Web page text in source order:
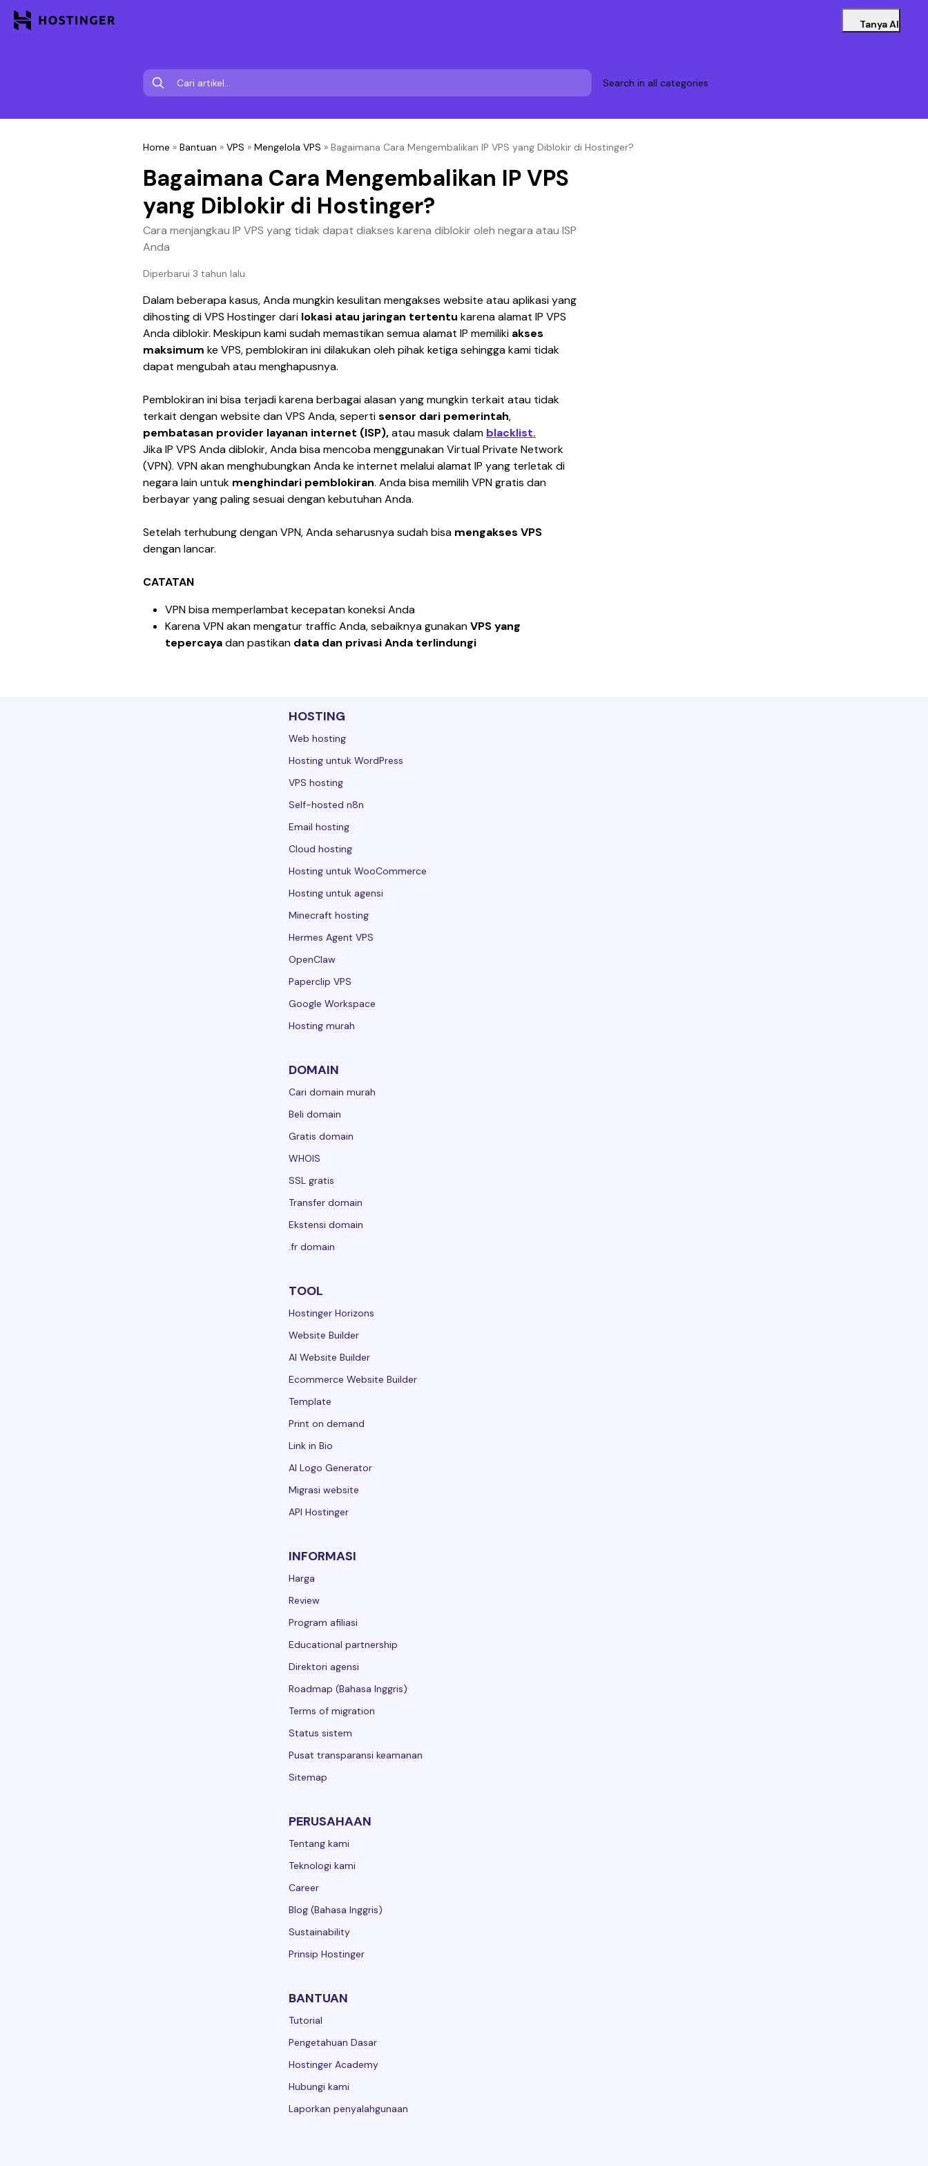
Tanya AI
Search in all categories
Home » Bantuan » VPS » Mengelola VPS » Bagaimana Cara Mengembalikan IP VPS yang Diblokir di Hostinger?
Bagaimana Cara Mengembalikan IP VPS
yang Diblokir di Hostinger?
Cara menjangkau IP VPS yang tidak dapat diakses karena diblokir oleh negara atau ISP
Anda
Diperbarui 3 tahun lalu
Dalam beberapa kasus, Anda mungkin kesulitan mengakses website atau aplikasi yang
dihosting di VPS Hostinger dari lokasi atau jaringan tertentu karena alamat IP VPS
Anda diblokir. Meskipun kami sudah memastikan semua alamat IP memiliki akses
maksimum ke VPS, pemblokiran ini dilakukan oleh pihak ketiga sehingga kami tidak
dapat mengubah atau menghapusnya.
Pemblokiran ini bisa terjadi karena berbagai alasan yang mungkin terkait atau tidak
terkait dengan website dan VPS Anda, seperti sensor dari pemerintah,
pembatasan provider layanan internet (ISP), atau masuk dalam blacklist.
Jika IP VPS Anda diblokir, Anda bisa mencoba menggunakan Virtual Private Network
(VPN). VPN akan menghubungkan Anda ke internet melalui alamat IP yang terletak di
negara lain untuk menghindari pemblokiran. Anda bisa memilih VPN gratis dan
berbayar yang paling sesuai dengan kebutuhan Anda.
Setelah terhubung dengan VPN, Anda seharusnya sudah bisa mengakses VPS
dengan lancar.
CATATAN
VPN bisa memperlambat kecepatan koneksi Anda
Karena VPN akan mengatur traffic Anda, sebaiknya gunakan VPS yang
tepercaya dan pastikan data dan privasi Anda terlindungi
HOSTING
Web hosting
Hosting untuk WordPress
VPS hosting
Self-hosted n8n
Email hosting
Cloud hosting
Hosting untuk WooCommerce
Hosting untuk agensi
Minecraft hosting
Hermes Agent VPS
OpenClaw
Paperclip VPS
Google Workspace
Hosting murah
DOMAIN
Cari domain murah
Beli domain
Gratis domain
WHOIS
SSL gratis
Transfer domain
Ekstensi domain
.fr domain
TOOL
Hostinger Horizons
Website Builder
AI Website Builder
Ecommerce Website Builder
Template
Print on demand
Link in Bio
AI Logo Generator
Migrasi website
API Hostinger
INFORMASI
Harga
Review
Program afiliasi
Educational partnership
Direktori agensi
Roadmap (Bahasa Inggris)
Terms of migration
Status sistem
Pusat transparansi keamanan
Sitemap
PERUSAHAAN
Tentang kami
Teknologi kami
Career
Blog (Bahasa Inggris)
Sustainability
Prinsip Hostinger
BANTUAN
Tutorial
Pengetahuan Dasar
Hostinger Academy
Hubungi kami
Laporkan penyalahgunaan